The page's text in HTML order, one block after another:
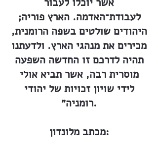
לעבודת־האדמה. הארץ פוריה;
היהודים שולטים בשפה הרומנית,
מכירים את מנהגי הארץ. ולדעתנו
תהיה לדרכם זו החדשה השפעה
מוסרית רבה, אשר תביא אולי
לידי שויון זכויות של יהודי
רומניה״.
מכתב מלונדון: